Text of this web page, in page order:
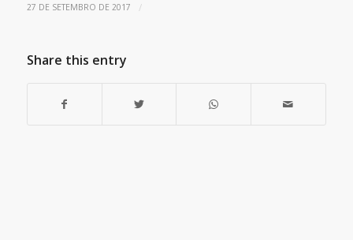
27 DE SETEMBRO DE 2017 /
Share this entry